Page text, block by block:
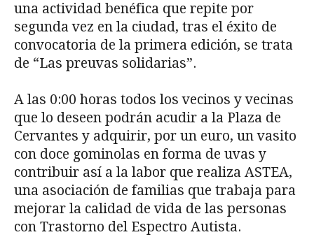
una actividad benéfica que repite por
segunda vez en la ciudad, tras el éxito de
convocatoria de la primera edición, se trata
de “Las preuvas solidarias”.
A las 0:00 horas todos los vecinos y vecinas
que lo deseen podrán acudir a la Plaza de
Cervantes y adquirir, por un euro, un vasito
con doce gominolas en forma de uvas y
contribuir así a la labor que realiza ASTEA,
una asociación de familias que trabaja para
mejorar la calidad de vida de las personas
con Trastorno del Espectro Autista.